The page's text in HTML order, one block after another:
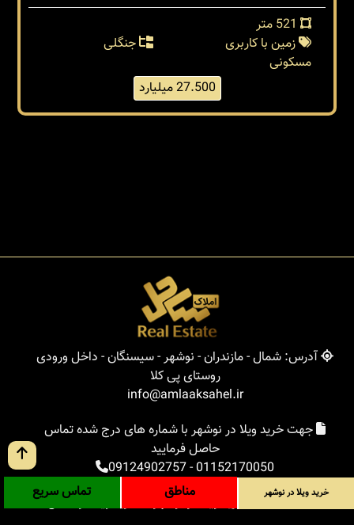
زمین با کاربری
مسکونی
جنگلی
27.500 میلیارد
آدرس: شمال - مازندران - نوشهر - سیسنگان - داخل ورودی
روستای پی کلا
info@amlaaksahel.ir
جهت خرید ویلا در نوشهر با شماره های درج شده تماس
حاصل فرمایید
01152170050
-
09124902757
املاک ساحل
خرید ویلا در نوشهر
خرید ویلا در شمال
خرید ویلا در نوشهر مناطق تماس سریع